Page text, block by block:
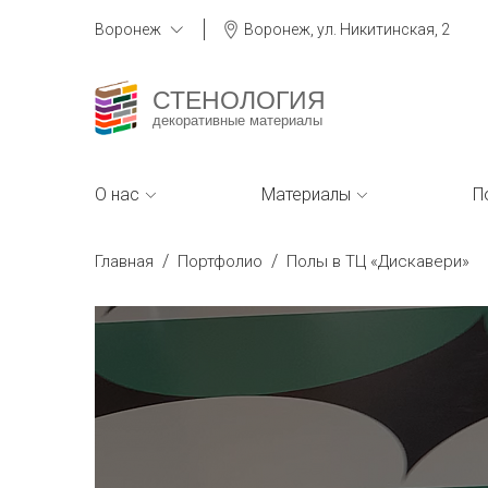
Воронеж Воронеж, ул. Никитинская, 2
СТЕНОЛОГИЯ
декоративные материалы
О нас Материалы
Главная / Портфолио / Полы в ТЦ «Дискавери»